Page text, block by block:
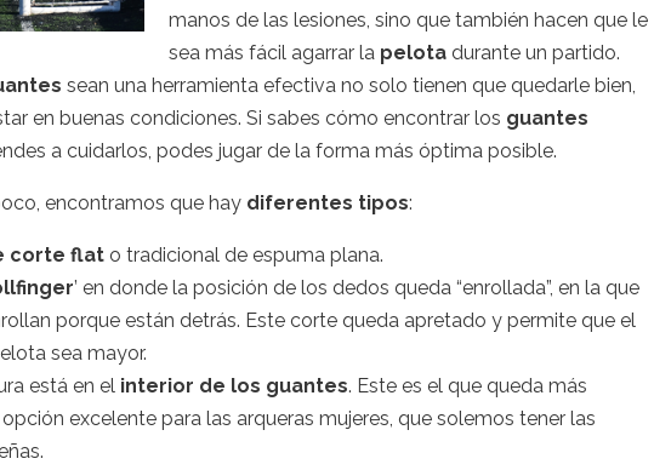
manos de las lesiones, sino que también hacen que le
sea más fácil agarrar la pelota durante un partido.
sean una herramienta efectiva no solo tienen que quedarle bien,
en buenas condiciones. Si sabes cómo encontrar los guantes
a cuidarlos, podes jugar de la forma más óptima posible.
encontramos que hay diferentes tipos:
corte flat o tradicional de espuma plana.
’ en donde la posición de los dedos queda “enrollada”, en la que
porque están detrás. Este corte queda apretado y permite que el
sea mayor.
está en el interior de los guantes. Este es el que queda más
excelente para las arqueras mujeres, que solemos tener las